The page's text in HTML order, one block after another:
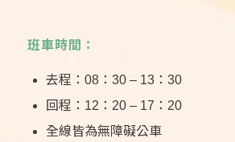
班車時間：
去程：08：30 – 13：30
回程：12：20 – 17：20
全線皆為無障礙公車